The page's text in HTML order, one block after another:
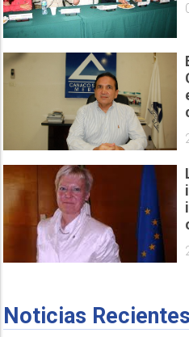
Noticias Recientes